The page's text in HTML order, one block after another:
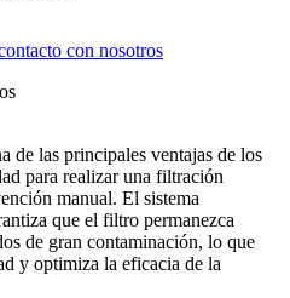
con nosotros
de las principales ventajas de los
para realizar una filtración
manual. El sistema
que el filtro permanezca
de gran contaminación, lo que
y optimiza la eficacia de la